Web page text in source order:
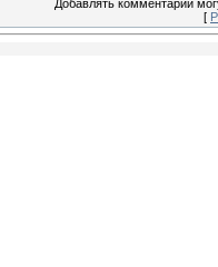
Добавлять комментарии
[